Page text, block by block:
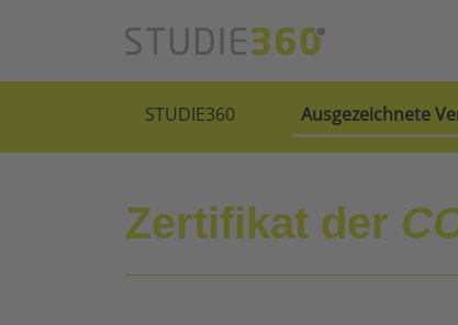
STUDIE360 Ausgezeichnete
Zertifikat der